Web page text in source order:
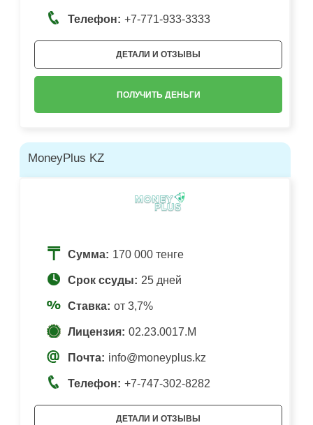
Телефон: +7-771-933-3333
ДЕТАЛИ И ОТЗЫВЫ
ПОЛУЧИТЬ ДЕНЬГИ
MoneyPlus KZ
Сумма: 170 000 тенге
Срок ссуды: 25 дней
Ставка: от 3,7%
Лицензия: 02.23.0017.M
Почта: info@moneyplus.kz
Телефон: +7-747-302-8282
ДЕТАЛИ И ОТЗЫВЫ